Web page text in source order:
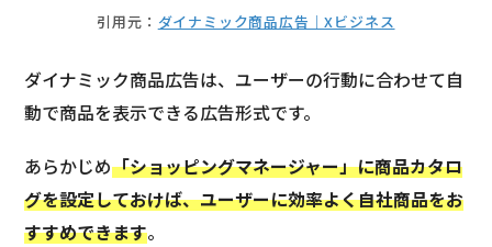
引用元： ダイナミック商品広告｜Xビジネス
ダイナミック商品広告は、ユーザーの行動に合わせて自
動で商品を表示できる広告形式です。
あらかじめ「ショッピングマネージャー」に商品カタロ
グを設定しておけば、ユーザーに効率よく自社商品をお
すすめできます。